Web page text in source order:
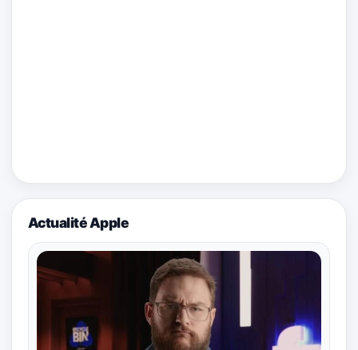
Actualité Apple